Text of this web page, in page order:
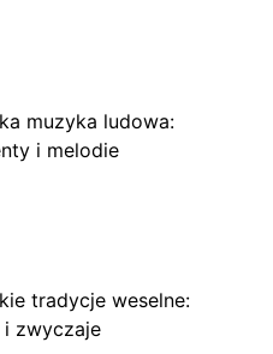
muzyka ludowa:
i melodie
tradycje weselne:
zwyczaje